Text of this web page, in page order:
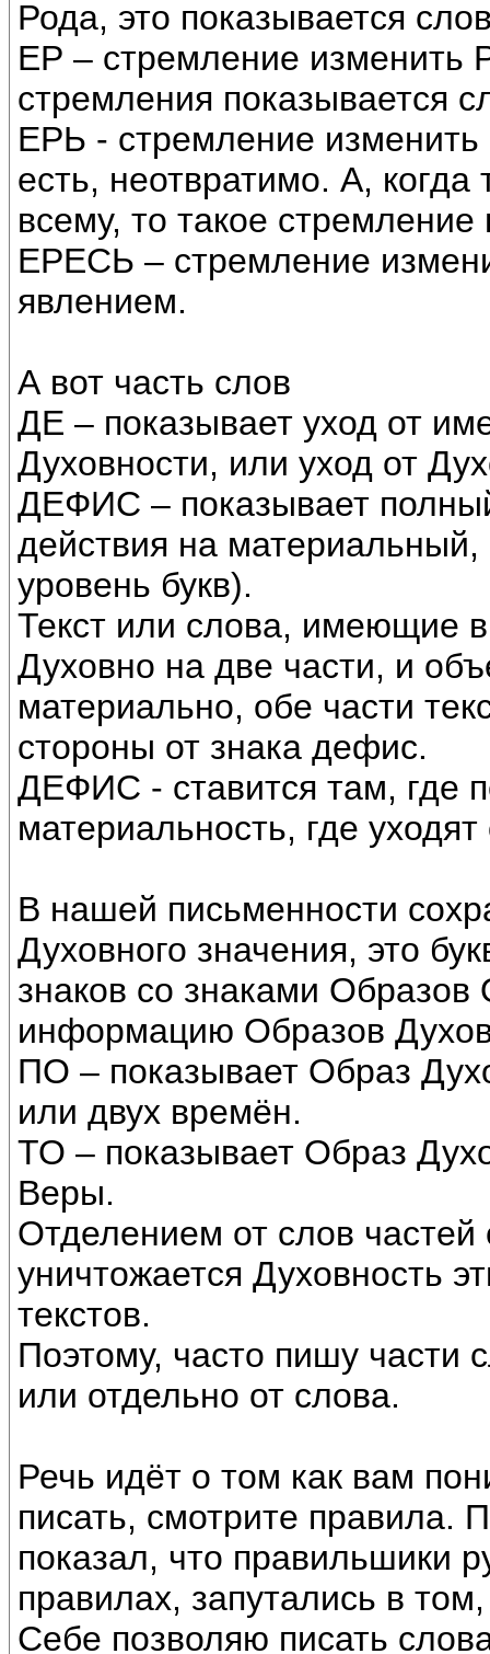
Рода, это показывается
ЕР – стремление изменить
стремления показывается
ЕРЬ - стремление
есть, неотвратимо. А,
всему, то такое
ЕРЕСЬ – стремление
явлением.
А вот часть слов
ДЕ – показывает уход от
Духовности, или уход от
ДЕФИС – показывает
действия на
уровень букв).
Текст или слова, имеющие
Духовно на две части, и
материально, обе части
стороны от знака дефис.
ДЕФИС - ставится там, где
материальность, где
В нашей письменности
Духовного значения, это
знаков со знаками
информацию Образов
ПО – показывает Образ
или двух времён.
ТО – показывает Образ
Веры.
Отделением от слов
уничтожается Духовность
текстов.
Поэтому, часто пишу
или отдельно от слова.
Речь идёт о том как вам
писать, смотрите правила.
показал, что правильшики
правилах, запутались в
Себе позволяю писать